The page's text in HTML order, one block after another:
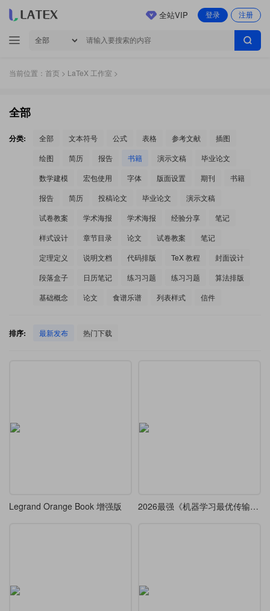
登录 注册
全站VIP
当前位置： 首页 > LaTeX 工作室 >
全部
分类: 全部 文本符号 公式 表格 参考文献
插图
绘图
简历 报告 书籍 演示文稿
毕业论文
数学建模
宏包使用 字体 版面设置 期刊
书籍
报告
简历 投稿论文 毕业论文
演示文稿
试卷教案
学术海报 学术海报 经验分享
笔记
样式设计
章节目录 论文 试卷教案
笔记
定理定义
说明文档 代码排版 TeX 教程
封面设计
段落盒子
日历笔记 练习习题 练习习题
算法排版
基础概念
论文 食谱乐谱 列表样式 信件
排序: 最新发布 热门下载
Legrand Orange Book 增强版 2026最强《机器学习最优传输》神级教材，LaTeX 排版代码全开源